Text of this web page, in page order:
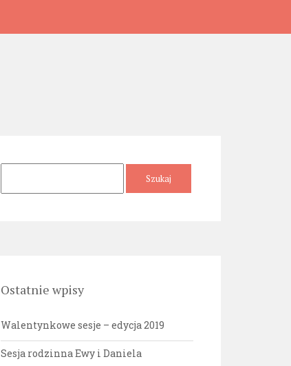
Ostatnie wpisy
Walentynkowe sesje – edycja 2019
Sesja rodzinna Ewy i Daniela